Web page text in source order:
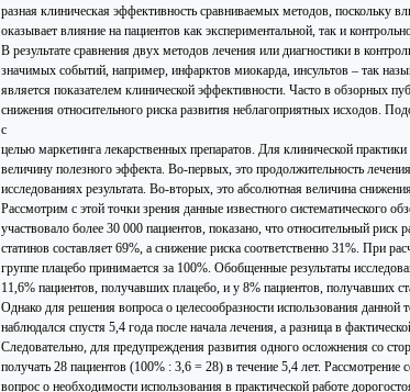
разная клиническая эффективность сравниваемых методов, поскольку
оказывает влияние на пациентов как экспериментальной, так и
В результате сравнения двух методов лечения или диагностики в
значимых событий, например, инфарктов миокарда, инсультов – так
является показателем клинической эффективности. Часто в обзорных
снижения относительного риска развития неблагоприятных исходов.
с
целью маркетинга лекарственных препаратов. Для клинической
величину полезного эффекта. Во-первых, это продолжительность
исследованиях результата. Во-вторых, это абсолютная величина
Рассмотрим с этой точки зрения данные известного систематического
участвовало более 30 000 пациентов, показано, что относительный риск
статинов составляет 69%, а снижение риска соответственно 31%. При
группе плацебо принимается за 100%. Обобщенные результаты
11,6% пациентов, получавших плацебо, и у 8% пациентов, получавших
Однако для решения вопроса о целесообразности использования данной
наблюдался спустя 5,4 года после начала лечения, а разница в
Следовательно, для предупреждения развития одного осложнения со
получать 28 пациентов (100% : 3,6 = 28) в течение 5,4 лет. Рассмотрение
вопрос о необходимости использования в практической работе